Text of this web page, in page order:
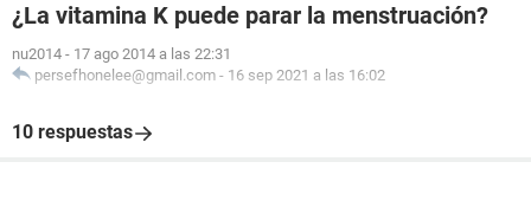
¿La vitamina K puede parar la menstruación?
nu2014 - 17 ago 2014 a las 22:31
persefhonelee@gmail.com - 16 sep 2021 a las 16:02
10 respuestas